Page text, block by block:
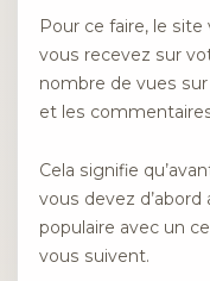
Pour ce faire, le
vous recevez sur
nombre de vues
et les
Cela signifie
vous devez
populaire avec un
vous suivent.